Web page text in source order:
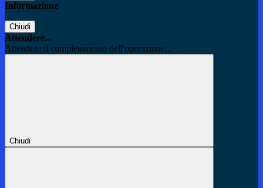
Informazione
Chiudi
Attendere...
Attendere il completamento dell'operazione...
Chiudi